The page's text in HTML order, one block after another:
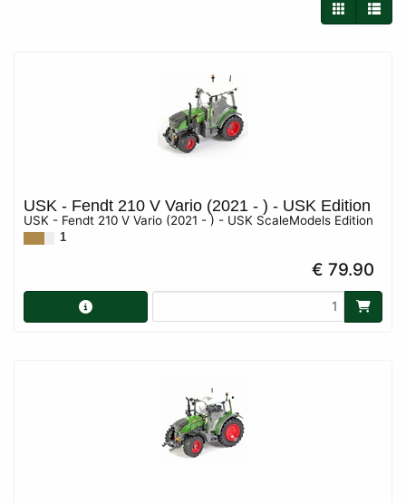
USK - Fendt 210 V Vario (2021 - ) - USK Edition
USK - Fendt 210 V Vario (2021 - ) - USK ScaleModels Edition
1
€ 79.90